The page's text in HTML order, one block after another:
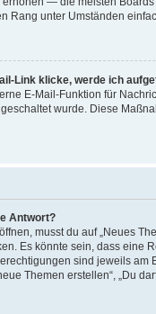
Rang unter Umständen
Link klicke, werde ich
E-Mail-Funktion für
wurde. Diese
Antwort?
musst du auf „Neues
Es könnte sein, dass eine
sind jeweils am
Themen erstellen“, „Du